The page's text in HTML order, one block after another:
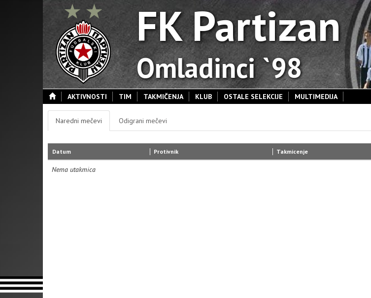
FK Partizan
Omladinci `98
AKTIVNOSTI TIM TAKMIČENJA KLUB OSTALE SELEKCIJE MULTIMEDIJA
Naredni mečevi Odigrani mečevi
Datum Protivnik Takmicenje
Nema utakmica